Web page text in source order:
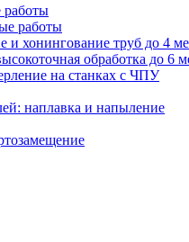
работы
работы
и хонингование труб до 4
обработка до 6
на станках с ЧПУ
наплавка и напыление